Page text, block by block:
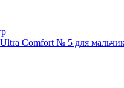
Comfort № 5 для